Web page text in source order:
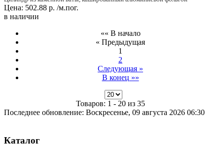
Цена: 502.88 р. /м.пог.
в наличии
«« В начало
« Предыдущая
1
2
Следующая »
В конец »»
Товаров: 1 - 20 из 35
Последнее обновление: Воскресенье, 09 августа 2026 06:30
Каталог